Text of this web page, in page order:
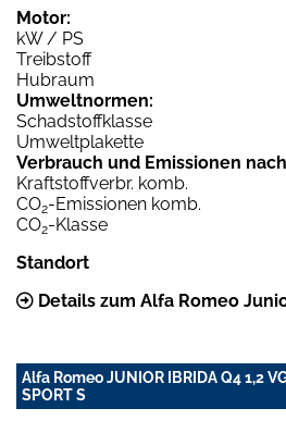
Motor:
kW / PS
Treibstoff
Hubraum
Umweltnormen:
Schadstoffklasse
Umweltplakette
Verbrauch und Emissionen nach
Kraftstoffverbr. komb.
CO2-Emissionen komb.
CO2-Klasse
Standort
Details zum Alfa Romeo
Alfa Romeo JUNIOR IBRIDA Q4 1,2
SPORT S